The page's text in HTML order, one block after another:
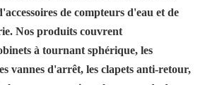
de compteurs d'eau et de
Nos produits couvrent
à tournant sphérique, les
vannes d'arrêt, les clapets anti-retour,